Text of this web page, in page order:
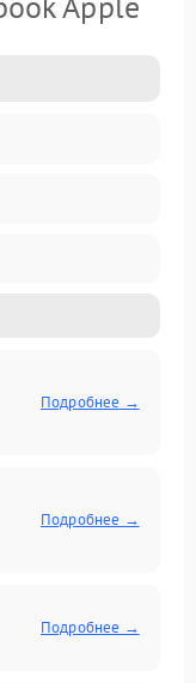
Подробнее →
Подробнее →
Подробнее →